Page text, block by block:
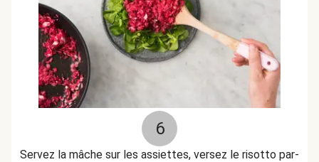
6
Servez la mâche sur les assiettes, versez le risotto par-